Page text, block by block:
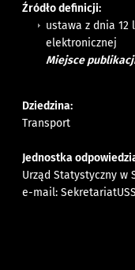
Źródło definicji:
ustawa z dnia 12
elektronicznej
Miejsce
Dziedzina:
Transport
Jednostka
Urząd Statystyczny w
e-mail: